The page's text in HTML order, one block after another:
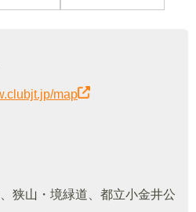
map
狭山・境緑道、都立小金井公